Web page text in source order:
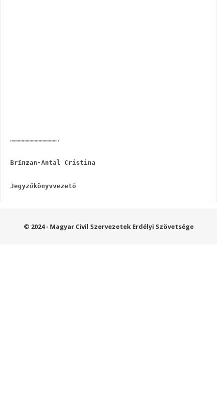
……………………………….
Brînzan-Antal Cristina
Jegyzőkönyvvezető
© 2024 - Magyar Civil Szervezetek Erdélyi Szövetsége